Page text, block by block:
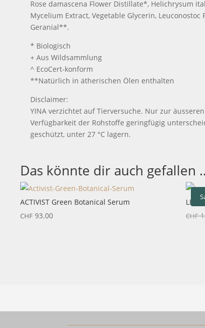
Rose damascena Flower Distillate*, Helichrysum
Mycelium Extract, Vegetable Glycerin,
Geranial**.
* Biologisch
+ Aus Wildsammlung
^ EcoCert-konform
**Natürlich in ätherischen Ölen enthalten
Disclaimer:
YINA verzichtet auf Tierversuche. Nur zur
Verfügbarkeit der Rohstoffe geringfügig
geschützt, unter 27 °C lagern.
Das könnte dir auch gefallen
ACTIVIST Green Botanical Serum
CHF 93.00 CHF